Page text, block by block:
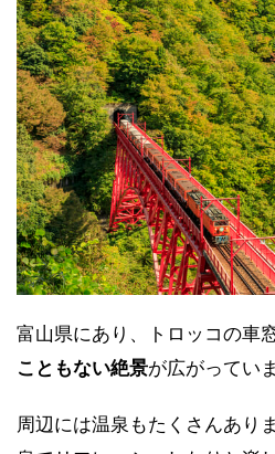
富山県にあり、トロッコの車
こともない絶景が広がってい
周辺には温泉もたくさんあり